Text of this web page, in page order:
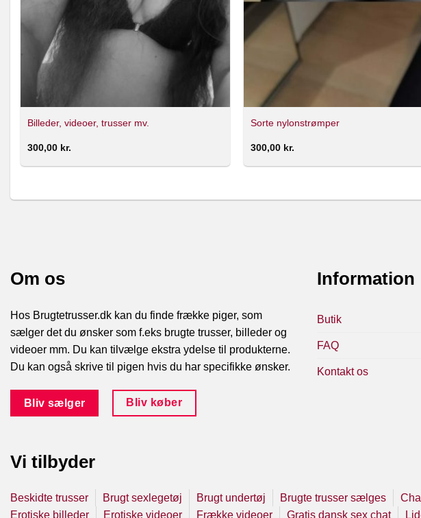
Billeder, videoer, trusser mv.
300,00 kr.
Sorte nylonstrømper
300,00 kr.
Om os
Hos Brugtetrusser.dk kan du finde frække piger, som
sælger det du ønsker som f.eks brugte trusser, billeder og
videoer mm. Du kan tilvælge ekstra ydelse til produkterne.
Du kan også skrive til pigen hvis du har specifikke ønsker.
Bliv sælger Bliv køber
Information
Butik
FAQ
Kontakt os
Vi tilbyder
Beskidte trusser Brugt sexlegetøj Brugt undertøj Brugte trusser sælges
Erotiske billeder
Erotiske videoer Frække videoer Gratis dansk sex chat